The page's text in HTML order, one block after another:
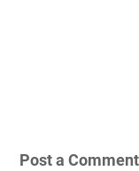
Post a